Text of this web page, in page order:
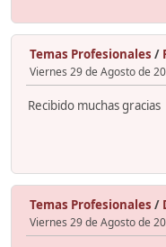
Temas Profesionales /
Viernes 29 de Agosto de
Recibido muchas gracias
Temas Profesionales /
Viernes 29 de Agosto de